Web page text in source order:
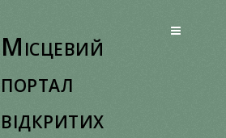
Місцевий
портал
відкритих